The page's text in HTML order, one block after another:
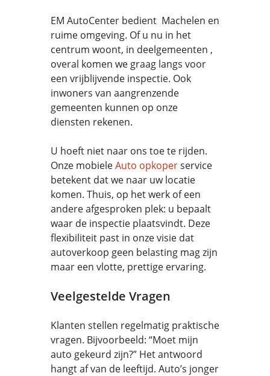
EM AutoCenter bedient Machelen en
ruime omgeving. Of u nu in het
centrum woont, in deelgemeenten ,
overal komen we graag langs voor
een vrijblijvende inspectie. Ook
inwoners van aangrenzende
gemeenten kunnen op onze
diensten rekenen.
U hoeft niet naar ons toe te rijden.
Onze mobieleAuto opkoperservice
betekent dat we naar uw locatie
komen. Thuis, op het werk of een
andere afgesproken plek: u bepaalt
waar de inspectie plaatsvindt. Deze
flexibiliteit past in onze visie dat
autoverkoop geen belasting mag zijn
maar een vlotte, prettige ervaring.
Veelgestelde Vragen
Klanten stellen regelmatig praktische
vragen. Bijvoorbeeld: “Moet mijn
auto gekeurd zijn?” Het antwoord
hangt af van de leeftijd. Auto’s jonger